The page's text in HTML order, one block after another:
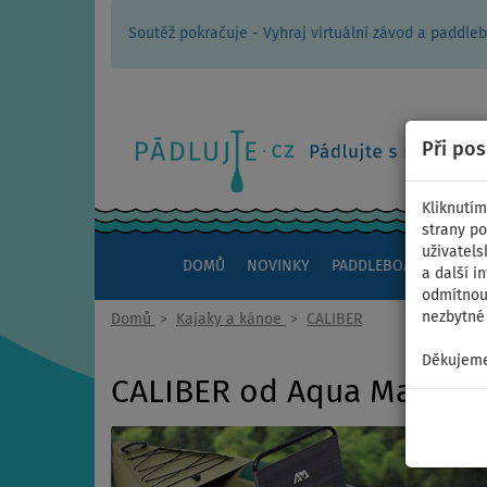
Soutěž pokračuje - Vyhraj virtuální závod a
Při
strany
a další
DOMŮ NOVINKY PADDLEBOARDY
Domů > Kajaky a kánoe > CALIBER
CALIBER od Aqua Mariny